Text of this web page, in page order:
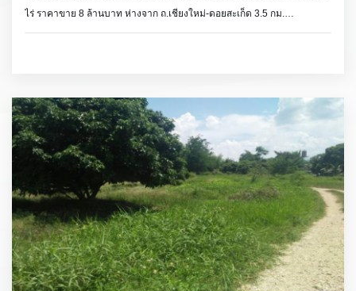
ไร่ ราคาขาย 8 ล้านบาท ห่างจาก ถ.เชียงใหม่-ดอยสะเก็ด 3.5 กม.
Land for sale in Sansai on Chiangmai-Doi Saket Rd., rice farm land